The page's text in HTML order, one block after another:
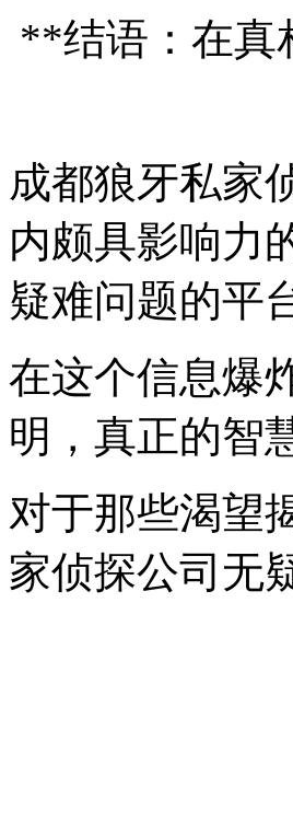
**结语：在真
成都狼牙私家
内颇具影响力
疑难问题的平
在这个信息爆
明，真正的智
对于那些渴望
家侦探公司无